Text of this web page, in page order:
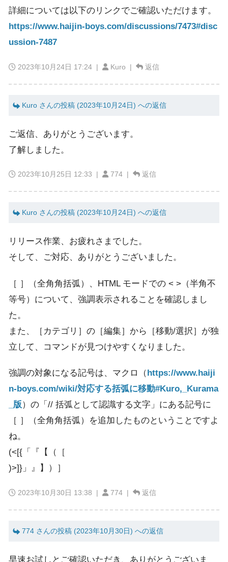
詳細については以下のリンクでご確認いただけます。
https://www.haijin-boys.com/discussions/7473#disc
ussion-7487
2023年10月24日 17:24 | Kuro | 返信
Kuro さんの投稿 (2023年10月24日) への返信
ご返信、ありがとうございます。
了解しました。
2023年10月25日 12:33 | 774 | 返信
Kuro さんの投稿 (2023年10月24日) への返信
リリース作業、お疲れさまでした。
そして、ご対応、ありがとうございました。
［ ］（全角角括弧）、HTML モードでの < >（半角不
等号）について、強調表示されることを確認しまし
た。
また、［カテゴリ］の［編集］から［移動/選択］が独
立して、コマンドが見つけやすくなりました。
強調の対象になる記号は、マクロ（ https://www.haiji
n-boys.com/wiki/対応する括弧に移動#Kuro,_Kurama
_版）の「// 括弧として認識する文字」にある記号に
［ ］（全角角括弧）を追加したものということですよ
ね。
(<[{「『【（［
)>]}」』】）］
2023年10月30日 13:38 | 774 | 返信
774 さんの投稿 (2023年10月30日) への返信
早速お試しとご確認いただき、ありがとうございま